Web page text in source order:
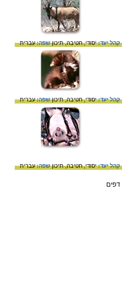
קהל יעד:יסודי,חטיבה,תיכוןשפה:עברית
קהל יעד:יסודי,חטיבה,תיכוןשפה:עברית
קהל יעד:יסודי,חטיבה,תיכוןשפה:עברית
דפים